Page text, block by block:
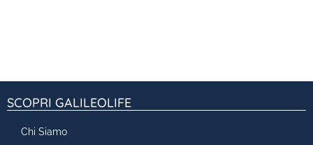
SCOPRI GALILEOLIFE
Chi Siamo